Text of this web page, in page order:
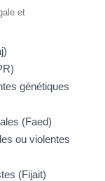
et
génétiques
(Faed)
ou violentes
(Fijait)